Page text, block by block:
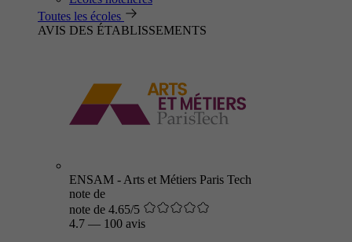
Toutes les écoles
AVIS DES ÉTABLISSEMENTS
ENSAM - Arts et Métiers Paris Tech
note de
note de 4.65/5
4.7 — 100 avis